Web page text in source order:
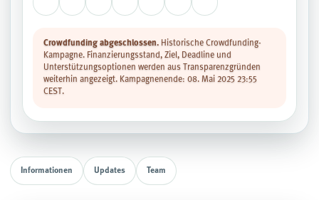
Crowdfunding abgeschlossen.Historische Crowdfunding-
Kampagne. Finanzierungsstand, Ziel, Deadline und
Unterstützungsoptionen werden aus Transparenzgründen
weiterhin angezeigt. Kampagnenende: 08. Mai 2025 23:55
CEST.
Informationen Updates Team